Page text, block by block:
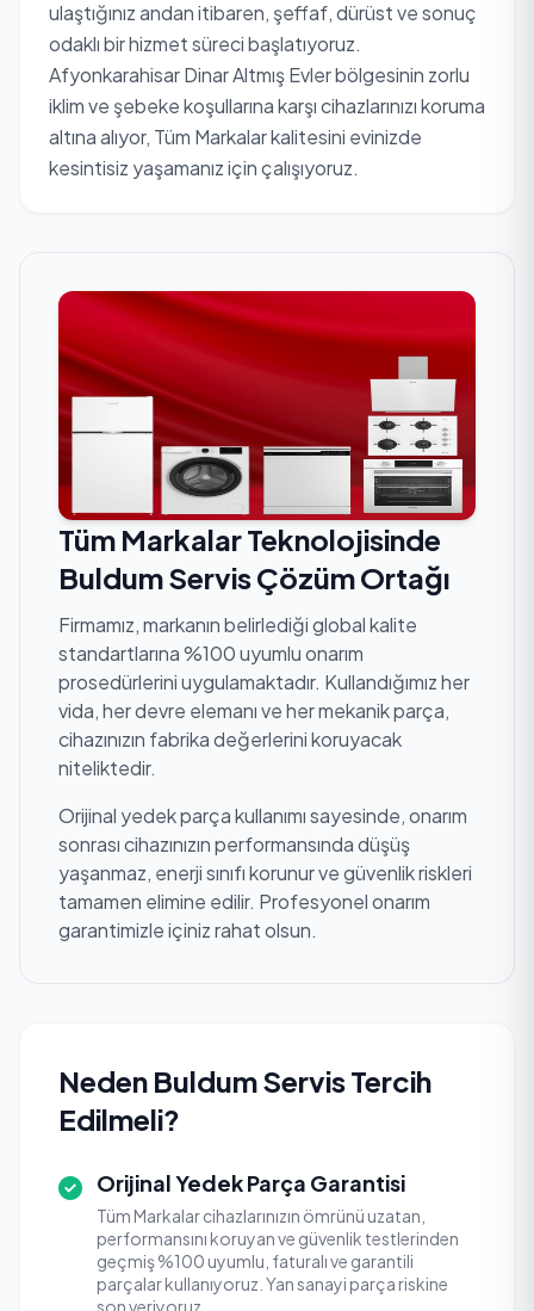
ulaştığınız andan itibaren, şeffaf, dürüst ve sonuç
odaklı bir hizmet süreci başlatıyoruz.
Afyonkarahisar Dinar Altmış Evler bölgesinin zorlu
iklim ve şebeke koşullarına karşı cihazlarınızı koruma
altına alıyor, Tüm Markalar kalitesini evinizde
kesintisiz yaşamanız için çalışıyoruz.
Tüm Markalar Teknolojisinde
Buldum Servis Çözüm Ortağı
Firmamız, markanın belirlediği global kalite
standartlarına %100 uyumlu onarım
prosedürlerini uygulamaktadır. Kullandığımız her
vida, her devre elemanı ve her mekanik parça,
cihazınızın fabrika değerlerini koruyacak
niteliktedir.
Orijinal yedek parça kullanımı sayesinde, onarım
sonrası cihazınızın performansında düşüş
yaşanmaz, enerji sınıfı korunur ve güvenlik riskleri
tamamen elimine edilir. Profesyonel onarım
garantimizle içiniz rahat olsun.
Neden Buldum Servis Tercih
Edilmeli?
Orijinal Yedek Parça Garantisi
Tüm Markalar cihazlarınızın ömrünü uzatan,
performansını koruyan ve güvenlik testlerinden
geçmiş %100 uyumlu, faturalı ve garantili
parçalar kullanıyoruz. Yan sanayi parça riskine
son veriyoruz.